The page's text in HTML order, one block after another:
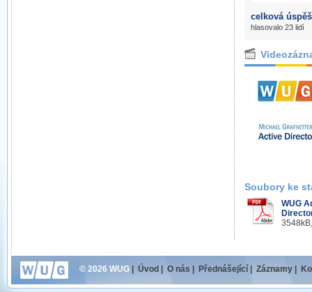
celková
hlasovalo 23 lidí
Soubory ke
WUG
© 2026 WUG Úvod O nás Přednášející Záznamy